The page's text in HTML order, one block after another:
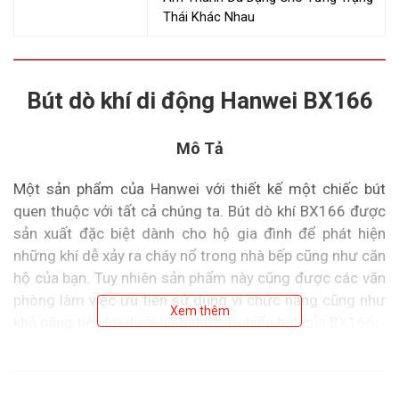
Thái Khác Nhau
Bút dò khí di động Hanwei BX166
Mô Tả
Một sản phẩm của Hanwei với thiết kế một chiếc bút
quen thuộc với tất cả chúng ta. Bút dò khí BX166 được
sản xuất đặc biệt dành cho hộ gia đình để phát hiện
những khí dễ xảy ra cháy nổ trong nhà bếp cũng như căn
hộ của bạn. Tuy nhiên sản phẩm này cũng được các văn
phòng làm việc ưu tiên sử dụng vì chức năng cũng như
khả năng tiện lợi dưới hình thức 1 chiếc bút của BX166.
Xem thêm